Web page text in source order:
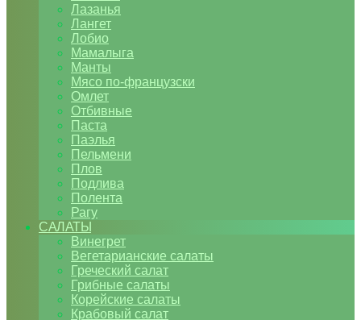
Лазанья
Лангет
Лобио
Мамалыга
Манты
Мясо по-французски
Омлет
Отбивные
Паста
Паэлья
Пельмени
Плов
Подлива
Полента
Рагу
САЛАТЫ
Винегрет
Вегетарианские салаты
Греческий салат
Грибные салаты
Корейские салаты
Крабовый салат